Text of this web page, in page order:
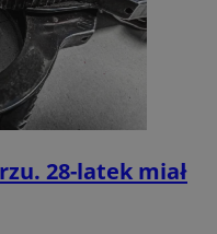
28-latek miał